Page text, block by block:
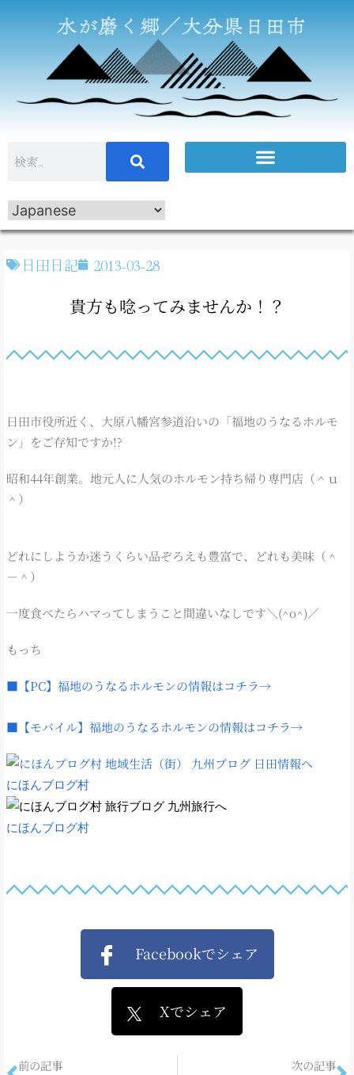
日田日記 2013-03-28
貴方も唸ってみませんか！？
日田市役所近く、大原八幡宮参道沿いの「福地のうなるホルモ
ン」をご存知ですか!?
昭和44年創業。地元人に人気のホルモン持ち帰り専門店（＾ｕ
＾）
どれにしようか迷うくらい品ぞろえも豊富で、どれも美味（＾
－＾）
一度食べたらハマってしまうこと間違いなしです＼(^o^)／
もっち
■【PC】福地のうなるホルモンの情報はコチラ→
■【モバイル】福地のうなるホルモンの情報はコチラ→
にほんブログ村
にほんブログ村
Facebookでシェア
Xでシェア
前の記事 次の記事